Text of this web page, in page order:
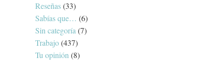
Reseñas(33)
Sabías que… (6)
Sin categoría (7)
Trabajo(437)
Tu opinión (8)